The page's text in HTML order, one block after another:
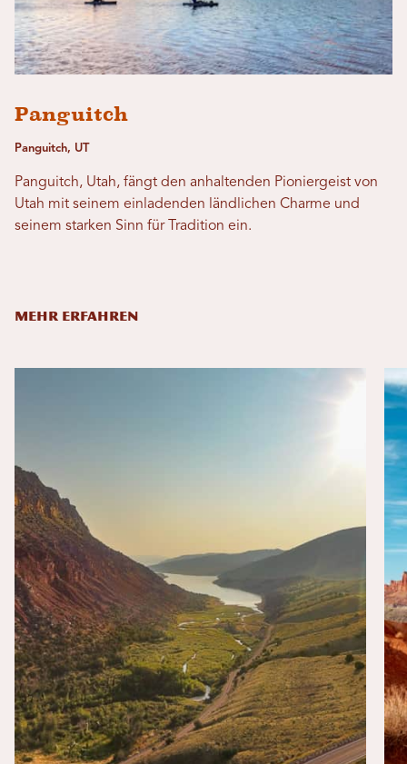
Panguitch
Panguitch, UT
Panguitch, Utah, fängt den anhaltenden Pioniergeist von
Utah mit seinem einladenden ländlichen Charme und
seinem starken Sinn für Tradition ein.
MEHR ERFAHREN